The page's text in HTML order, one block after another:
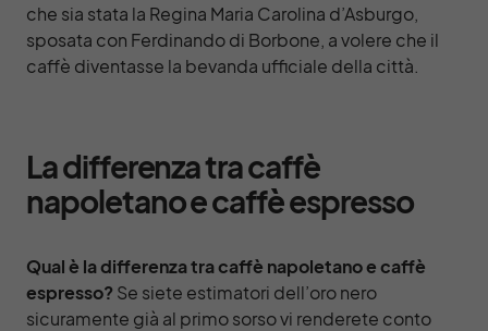
che sia stata la Regina Maria Carolina d’Asburgo,
sposata con Ferdinando di Borbone, a volere che il
caffè diventasse la bevanda ufficiale della città.
La differenza tra caffè
napoletano e caffè espresso
Qual è la differenza tra caffè napoletano ecaffè
espresso? Se siete estimatori dell’oro nero
sicuramente già al primo sorso vi renderete conto